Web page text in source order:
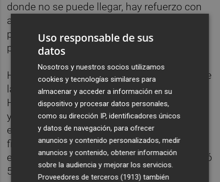
donde no se puede llegar, hay refuerzo con
autónomos y pymes del ramo técnico y
publicitario "que también tienen derecho a
participar en la cultura valenciana".
Ha recordado que está a punto de publicarse
la Oferta Pública de Empleo, aprobada por
Hacienda, para 17 plazas en centros del IVC
y está pendiente de aprobar otras 15 y ha
explicado que muchos de los trabajadores
finalizan contratos "que han ido
encadenando a lo largo de los años" y en "4 ó
5 casos, sin posibilidad de renovación".
Uso responsable de sus
datos
Nosotros y nuestros socios utilizamos
cookies y tecnologías similares para
almacenar y acceder a información en su
dispositivo y procesar datos personales,
como su dirección IP, identificadores únicos
y datos de navegación, para ofrecer
anuncios y contenido personalizados, medir
anuncios y contenido, obtener información
sobre la audiencia y mejorar los servicios.
Proveedores de terceros (1913) también